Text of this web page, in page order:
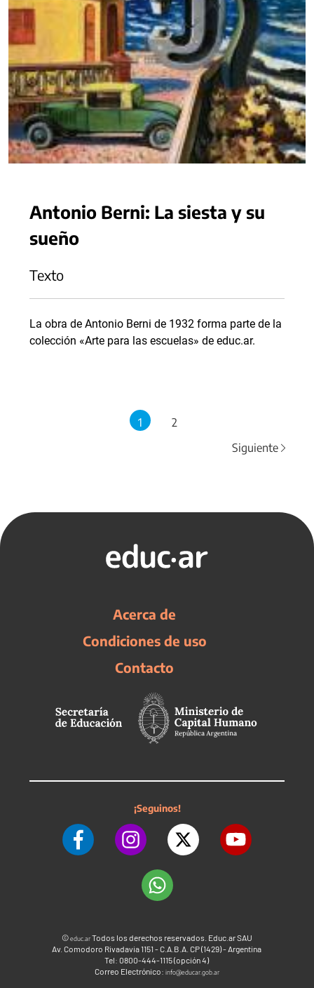
Antonio Berni: La siesta y su
sueño
Texto
La obra de Antonio Berni de 1932 forma parte de la
colección «Arte para las escuelas» de educ.ar.
1
2
Siguiente
Acerca de
Condiciones de uso
Contacto
¡Seguinos!
©educ.arTodos los derechos reservados. Educ.ar SAU
Av. Comodoro Rivadavia 1151 - C.A.B.A. CP (1429) - Argentina
Tel: 0800-444-1115 (opción 4)
Correo Electrónico: info@educar.gob.ar